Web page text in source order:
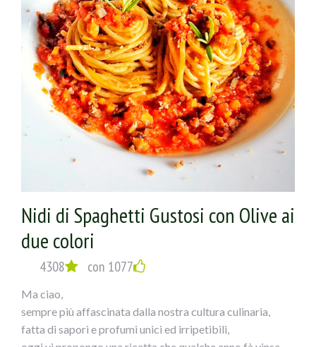
Nidi di Spaghetti Gustosi con Olive ai
due colori
4308 con 1077
Ma ciao,
sempre più affascinata dalla nostra cultura culinaria,
fatta di sapori e profumi unici ed irripetibili,